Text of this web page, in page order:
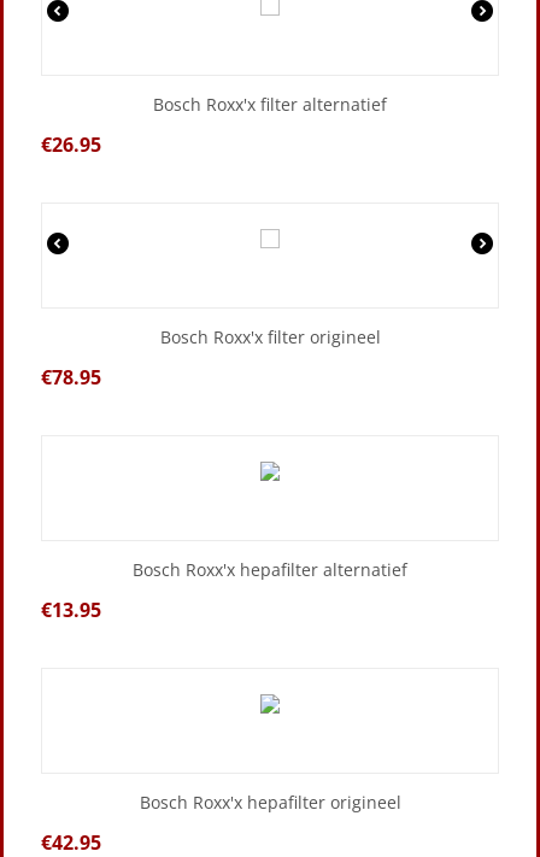
Bosch Roxx'x filter alternatief
€26.95
Bosch Roxx'x filter origineel
€78.95
Bosch Roxx'x hepafilter alternatief
€13.95
Bosch Roxx'x hepafilter origineel
€42.95